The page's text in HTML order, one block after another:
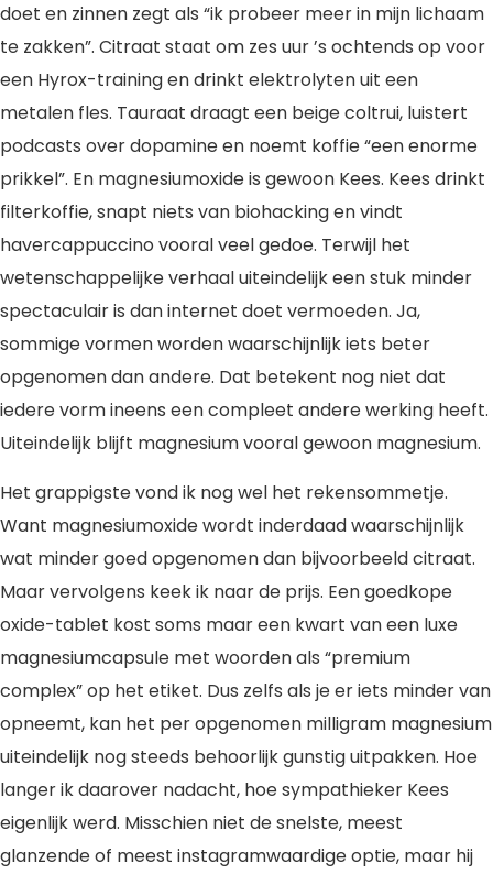
doet en zinnen zegt als “ik probeer meer in mijn lichaam
te zakken”. Citraat staat om zes uur ’s ochtends op voor
een Hyrox-training en drinkt elektrolyten uit een
metalen fles. Tauraat draagt een beige coltrui, luistert
podcasts over dopamine en noemt koffie “een enorme
prikkel”. En magnesiumoxide is gewoon Kees. Kees drinkt
filterkoffie, snapt niets van biohacking en vindt
havercappuccino vooral veel gedoe. Terwijl het
wetenschappelijke verhaal uiteindelijk een stuk minder
spectaculair is dan internet doet vermoeden. Ja,
sommige vormen worden waarschijnlijk iets beter
opgenomen dan andere. Dat betekent nog niet dat
iedere vorm ineens een compleet andere werking heeft.
Uiteindelijk blijft magnesium vooral gewoon magnesium.
Het grappigste vond ik nog wel het rekensommetje.
Want magnesiumoxide wordt inderdaad waarschijnlijk
wat minder goed opgenomen dan bijvoorbeeld citraat.
Maar vervolgens keek ik naar de prijs. Een goedkope
oxide-tablet kost soms maar een kwart van een luxe
magnesiumcapsule met woorden als “premium
complex” op het etiket. Dus zelfs als je er iets minder van
opneemt, kan het per opgenomen milligram magnesium
uiteindelijk nog steeds behoorlijk gunstig uitpakken. Hoe
langer ik daarover nadacht, hoe sympathieker Kees
eigenlijk werd. Misschien niet de snelste, meest
glanzende of meest instagramwaardige optie, maar hij